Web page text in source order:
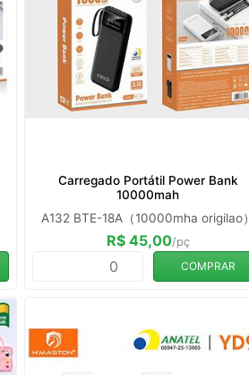
Carregado Portátil Power Bank
10000mah
A132 BTE-18A（10000mha origilao）
R$ 45,00/pç
COMPRAR